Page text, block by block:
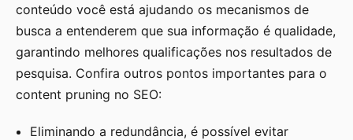
conteúdo você está ajudando os mecanismos de
busca a entenderem que sua informação é qualidade,
garantindo melhores qualificações nos resultados de
pesquisa. Confira outros pontos importantes para o
content pruning no SEO:
Eliminando a redundância, é possível evitar